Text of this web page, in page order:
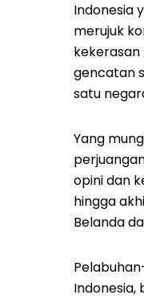
Indonesia
merujuk
kekerasan
gencatan
satu
Yang
opini dan
hingga
Belanda